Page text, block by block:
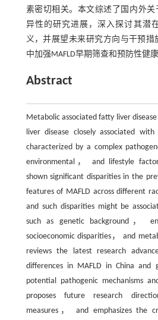
素密切相关。本文综述了国内外关
异性的研究进展，深入探讨其潜
义，并展望未来研究方向与干预措
中加强MAFLD早期筛查和预防性健
Abstract
Metabolic associated fatty liver
liver disease closely associated with
characterized by a complex
environmental， and lifestyle
shown significant disparities in the
features of MAFLD across different
and such disparities might be
such as genetic background，
socioeconomic disparities， and
reviews the latest research
differences in MAFLD in China and
potential pathogenic mechanisms
proposes future research
measures， and emphasizes the